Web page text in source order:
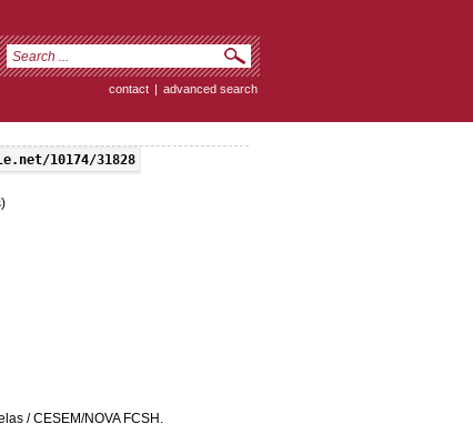
contact | advanced search
10174/31828
/ CESEM/NOVA FCSH.